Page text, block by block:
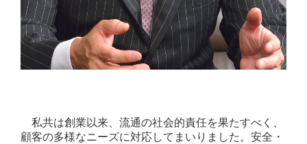
輸配送
倉庫保管
検査・加工
品質・安全への取り組み
私共は創業以来、流通の社会的責任を果たすべく、
顧客の多様なニーズに対応してまいりました。安全・